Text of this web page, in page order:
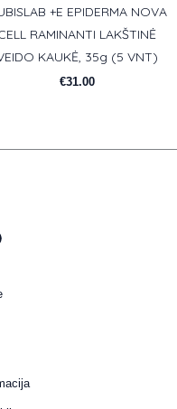
+E EPIDERMA NOVA
RAMINANTI LAKŠTINĖ
KAUKĖ, 35g (5 VNT)
€31.00